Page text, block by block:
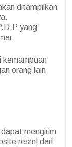
ditampilkan
yang
kemampuan
orang lain
mengirim
resmi dari